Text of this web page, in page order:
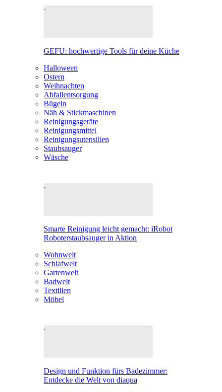
GEFU: hochwertige Tools für deine Küche
Halloween
Ostern
Weihnachten
Abfallentsorgung
Bügeln
Näh & Stickmaschinen
Reinigungsgeräte
Reinigungsmittel
Reinigungsutensilien
Staubsauger
Wäsche
Smarte Reinigung leicht gemacht: iRobot
Roboterstaubsauger in Aktion
Wohnwelt
Schlafwelt
Gartenwelt
Badwelt
Textilien
Möbel
Design und Funktion fürs Badezimmer:
Entdecke die Welt von diaqua